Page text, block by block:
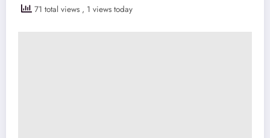
71 total views , 1 views today